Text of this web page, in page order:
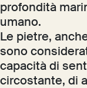
profondità
umano.
Le pietre,
sono
capacità di
circostante, di